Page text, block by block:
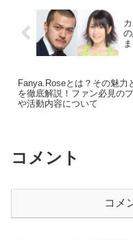
Fanya.Roseとは？その魅力
を徹底解説！ファン必見の
や活動内容について
コメント
コメ